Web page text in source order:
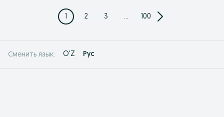
1 2 3 ... 100
Сменить язык: O'Z Рус